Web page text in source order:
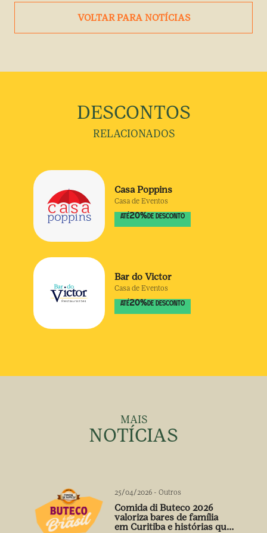
VOLTAR PARA NOTÍCIAS
DESCONTOS
RELACIONADOS
Casa Poppins
Casa de Eventos
ATÉ20% DE DESCONTO
Bar do Victor
Casa de Eventos
ATÉ20% DE DESCONTO
MAIS
NOTÍCIAS
25/04/2026 - Outros
Comida di Buteco 2026
valoriza bares de família
em Curitiba e histórias que